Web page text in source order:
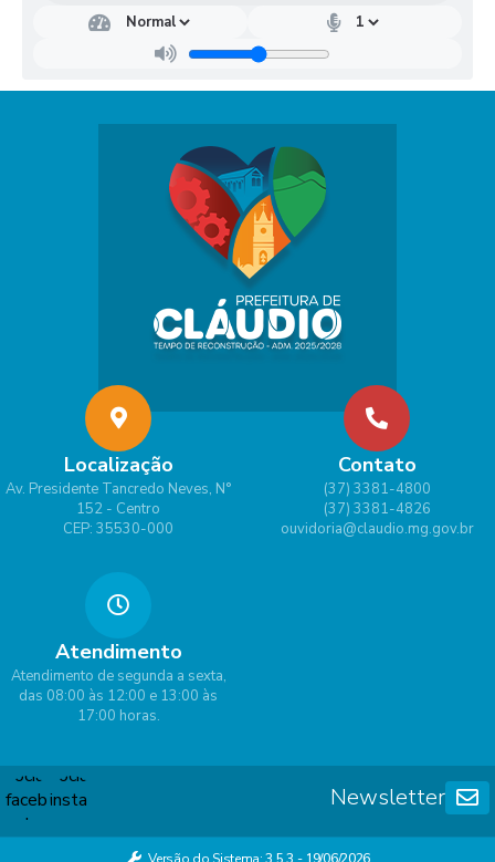
pal
etar
ia
Mu
pal
Saú
de
Anna
Cláu
dia
Dutr
Localização
Av. Presidente Tancredo Neves, N°
152 - Centro
CEP: 35530-000
Contato
(37) 3381-4800
(37) 3381-4826
ouvidoria@claudio.mg.gov.br
Atendimento
Atendimento de segunda a sexta,
das 08:00 às 12:00 e 13:00 às
17:00 horas.
Newsletter